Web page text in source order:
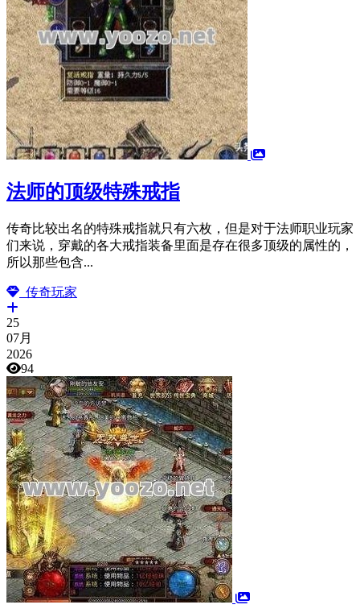
法师的顶级特殊戒指
传奇比较出名的特殊戒指就只有六枚，但是对于法师职业玩家
们来说，穿戴的各大戒指装备里面是存在很多顶级的属性的，
所以那些包含...
传奇玩家
25
07月
2026
94